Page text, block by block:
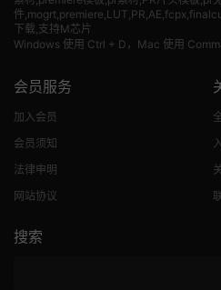
件
下载,支持M芯片
Windows 使用 Ctrl + D，Mac 使用
会员服务
加入会员
会员须知
法律申明
网站协议
搜索